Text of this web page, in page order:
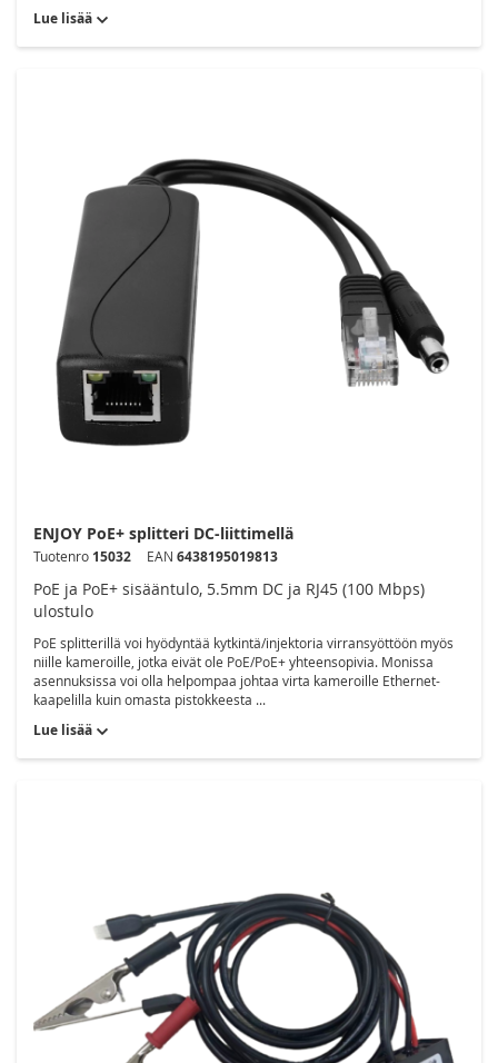
Lue lisää
ENJOY PoE+ splitteri DC-liittimellä
Tuotenro 15032 EAN 6438195019813
PoE ja PoE+ sisääntulo, 5.5mm DC ja RJ45 (100 Mbps)
ulostulo
PoE splitterillä voi hyödyntää kytkintä/injektoria virransyöttöön myös
niille kameroille, jotka eivät ole PoE/PoE+ yhteensopivia. Monissa
asennuksissa voi olla helpompaa johtaa virta kameroille Ethernet-
kaapelilla kuin omasta pistokkeesta ...
Lue lisää